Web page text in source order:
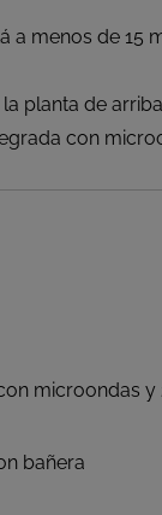
a menos de 15
planta de
con
microondas y
bañera